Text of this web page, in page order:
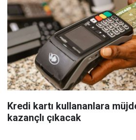
Kredi kartı kullananlara
kazançlı çıkacak